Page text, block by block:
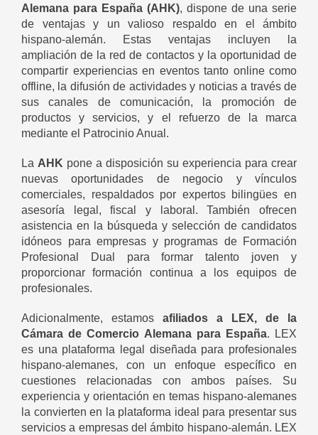
Alemana para España (AHK), dispone de una serie
de ventajas y un valioso respaldo en el ámbito
hispano-alemán. Estas ventajas incluyen la
ampliación de la red de contactos y la oportunidad de
compartir experiencias en eventos tanto online como
offline, la difusión de actividades y noticias a través de
sus canales de comunicación, la promoción de
productos y servicios, y el refuerzo de la marca
mediante el Patrocinio Anual.
La AHK pone a disposición su experiencia para crear
nuevas oportunidades de negocio y vínculos
comerciales, respaldados por expertos bilingües en
asesoría legal, fiscal y laboral. También ofrecen
asistencia en la búsqueda y selección de candidatos
idóneos para empresas y programas de Formación
Profesional Dual para formar talento joven y
proporcionar formación continua a los equipos de
profesionales.
Adicionalmente, estamos afiliados a LEX, de la
Cámara de Comercio Alemana para España. LEX
es una plataforma legal diseñada para profesionales
hispano-alemanes, con un enfoque específico en
cuestiones relacionadas con ambos países. Su
experiencia y orientación en temas hispano-alemanes
la convierten en la plataforma ideal para presentar sus
servicios a empresas del ámbito hispano-alemán. LEX